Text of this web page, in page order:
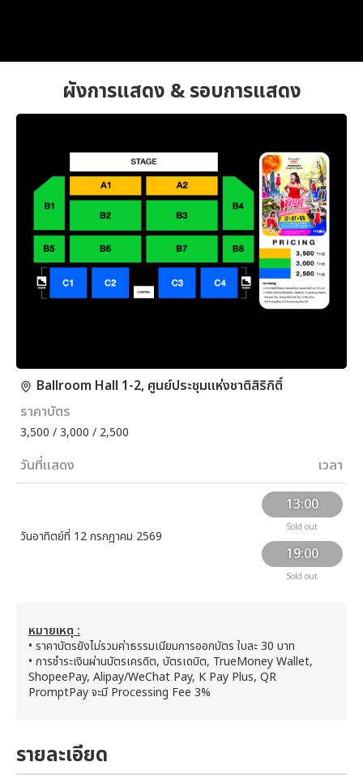
ผังการแสดง & รอบการแสดง
Ballroom Hall 1-2, ศูนย์ประชุมแห่งชาติสิริกิติ์
ราคาบัตร
3,500 / 3,000 / 2,500
วันที่แสดง เวลา
วันอาทิตย์ที่ 12 กรกฎาคม 2569
13:00
Sold out
19:00
Sold out
หมายเหตุ :
• ราคาบัตรยังไม่รวมค่าธรรมเนียมการออกบัตร ใบละ 30 บาท
• การชำระเงินผ่านบัตรเครดิต, บัตรเดบิต, TrueMoney Wallet,
ShopeePay, Alipay/WeChat Pay, K Pay Plus, QR
PromptPay จะมี Processing Fee 3%
รายละเอียด